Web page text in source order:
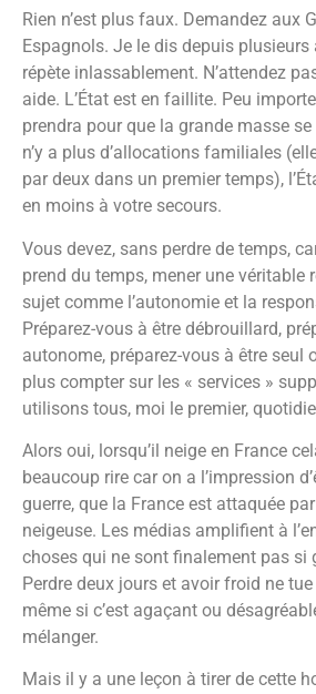
Rien n’est plus faux. Demandez aux
Espagnols. Je le dis depuis plusieurs
répète inlassablement. N’attendez
aide. L’État est en faillite. Peu
prendra pour que la grande masse se
n’y a plus d’allocations familiales
par deux dans un premier temps),
en moins à votre secours.
Vous devez, sans perdre de temps,
prend du temps, mener une véritable
sujet comme l’autonomie et la
Préparez-vous à être débrouillard,
autonome, préparez-vous à être seul
plus compter sur les « services »
utilisons tous, moi le premier,
Alors oui, lorsqu’il neige en France
beaucoup rire car on a l’impression
guerre, que la France est attaquée
neigeuse. Les médias amplifient à
choses qui ne sont finalement pas si
Perdre deux jours et avoir froid ne
même si c’est agaçant ou
mélanger.
Mais il y a une leçon à tirer de cette